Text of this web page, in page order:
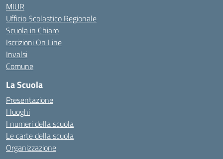
MIUR
Ufficio Scolastico Regionale
Scuola in Chiaro
Iscrizioni On Line
Invalsi
Comune
La Scuola
Presentazione
I luoghi
I numeri della scuola
Le carte della scuola
Organizzazione